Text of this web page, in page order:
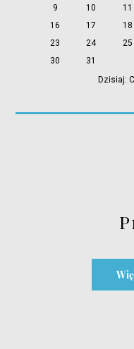
9
10 11
16
17 18
23
24 25
30
31
Dzisiaj: